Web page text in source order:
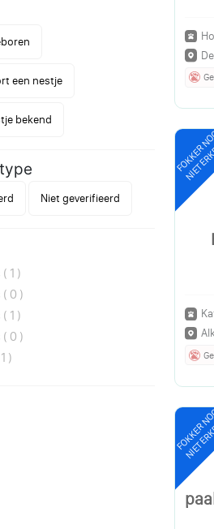
een nestje
bekend
Niet geverifieerd
( 1 )
( 0 )
( 1 )
( 0 )
)
FOKKER
NIET
FOKKER
NIET